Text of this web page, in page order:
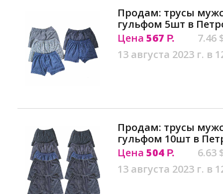
Продам: трусы
гульфом 5шт в
Цена 567 Р.
7.46
13 августа 2023 г. в
Продам: трусы
гульфом 10шт в
Цена 504 Р.
6.63
13 августа 2023 г. в